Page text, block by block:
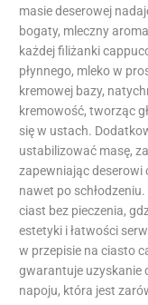
masie deserowej
bogaty, mleczny
każdej filiżanki
płynnego, mleko w
kremowej bazy,
kremowość, tworząc
się w ustach.
ustabilizować masę,
zapewniając deserowi
nawet po
ciast bez pieczenia,
estetyki i łatwości
w przepisie na ciasto
gwarantuje uzyskanie
napoju, która jest